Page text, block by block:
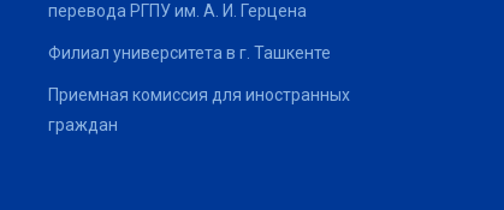
перевода РГПУ им. А. И. Герцена
Филиал университета в г. Ташкенте
Приемная комиссия для иностранных
граждан